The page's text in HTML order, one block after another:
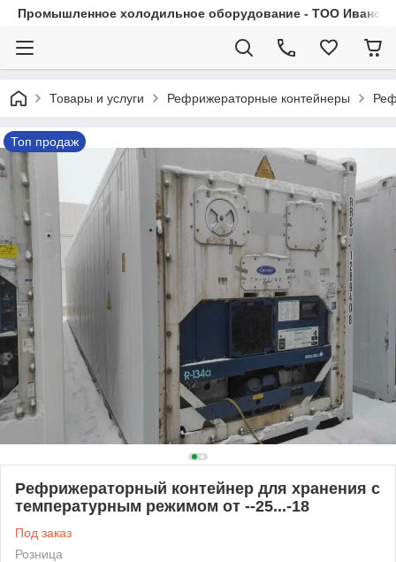
Промышленное холодильное оборудование - ТОО
Товары и услуги Рефрижераторные контейнеры
Топ продаж
Рефрижераторный контейнер для хранения с
температурным режимом от --25...-18
Под заказ
Розница